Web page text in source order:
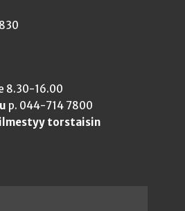
8.30-16.00
p. 044-714 7800
torstaisin